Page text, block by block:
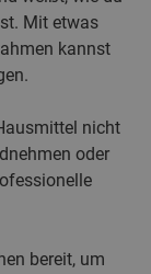
Mit etwas
kannst
nicht
oder
bereit, um